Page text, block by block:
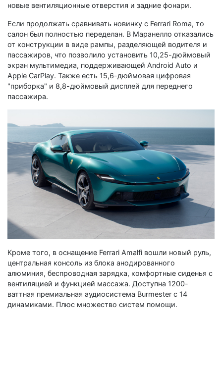
новые вентиляционные отверстия и задние фонари.
Если продолжать сравнивать новинку с Ferrari Roma, то
салон был полностью переделан. В Маранелло отказались
от конструкции в виде рампы, разделяющей водителя и
пассажиров, что позволило установить 10,25-дюймовый
экран мультимедиа, поддерживающей Android Auto и
Apple CarPlay. Также есть 15,6-дюймовая цифровая
"приборка" и 8,8-дюймовый дисплей для переднего
пассажира.
Кроме того, в оснащение Ferrari Amalfi вошли новый руль,
центральная консоль из блока анодированного
алюминия, беспроводная зарядка, комфортные сиденья с
вентиляцией и функцией массажа. Доступна 1200-
ваттная премиальная аудиосистема Burmester с 14
динамиками. Плюс множество систем помощи.